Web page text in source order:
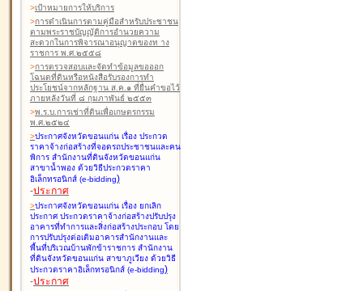
>เป้าหมายการให้บริการ
>การดำเนินการตามคู่มือสำหรับประชาชน
ตามพระราชบัญญัติการอำนวยความ
สะดวกในการพิจารณาอนุญาตของท าง
ราชการ พ.ศ.๒๕๕๘
>การตรวจสอบและจัดทำข้อมูลขอออก
โฉนดที่ดินหรือหนังสือรับรองการทำ
ประโยชน์จากหลักฐาน ส.ค.๑ ที่ยื่นคำขอไว้
ภายหลังวันที่ ๘ กุมภาพันธ์ ๒๕๕๓
>พ.ร.บ.การเช่าที่ดินเพื่อเกษตรกรรม
พ.ศ.๒๕๒๔
>ประกาศจังหวัดขอนแก่น เรื่อง ประกวด
ราคาจ้างก่อสร้างที่จอดรถประชาชนและคน
พิการ สำนักงานที่ดินจังหวัดขอนแก่น
สาขาน้ำพอง ด้วยวิธีประกวดราคา
อิเล็กทรอนิกส์ (e-bidding)
-ประกาศ
>ประกาศจังหวัดขอนแก่น เรื่อง ยกเลิก
ประกาศ ประกวดราคาจ้างก่อสร้างปรับปรุง
อาคารที่ทำการและสิ่งก่อสร้างประกอบ โดย
การปรับปรุงต่อเติมอาคารสำนักงานและ
พื้นที่บริเวณบ้านพักข้าราชการ สำนักงาน
ที่ดินจังหวัดขอนแก่น สาขาภูเวียง ด้วยวิธี
ประกวดราคาอิเล็กทรอนิกส์ (e-bidding)
-ประกาศ